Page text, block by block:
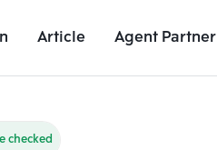
Article Agent Partner
Unit Details
checked